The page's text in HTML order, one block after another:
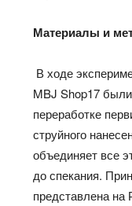
Материалы и
В ходе
MBJ Shop17
переработке
струйного
объединяет все
до спекания.
представлена на